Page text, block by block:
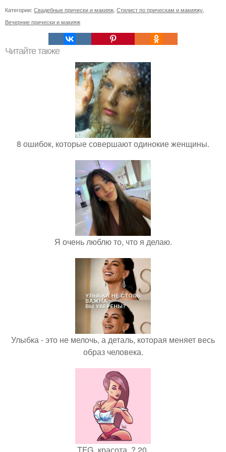
Категории: Свадебные прически и макияж Стилист по прическам и макияжу
Вечерние прически и макияж
Читайте также
8 ошибок, которые совершают одинокие женщины.
Я очень люблю то, что я делаю.
Улыбка - это не мелочь, а деталь, которая меняет весь
образ человека.